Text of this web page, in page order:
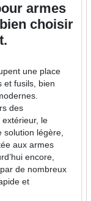
armes
choisir
une place
et fusils, bien
des
le
solution légère,
aux armes
encore,
de nombreux
et